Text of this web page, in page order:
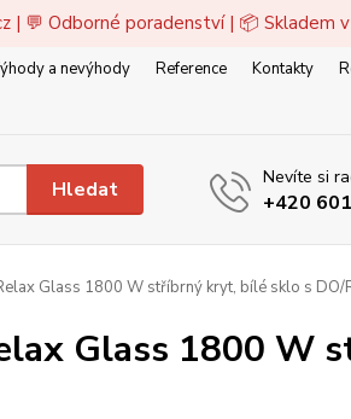
| 💬 Odborné poradenství | 📦 Skladem
a nevýhody Reference Kontakty
Hledat Nevíte si
+420
Glass 1800 W stříbrný kryt, bílé sklo s DO/
Glass 1800 W